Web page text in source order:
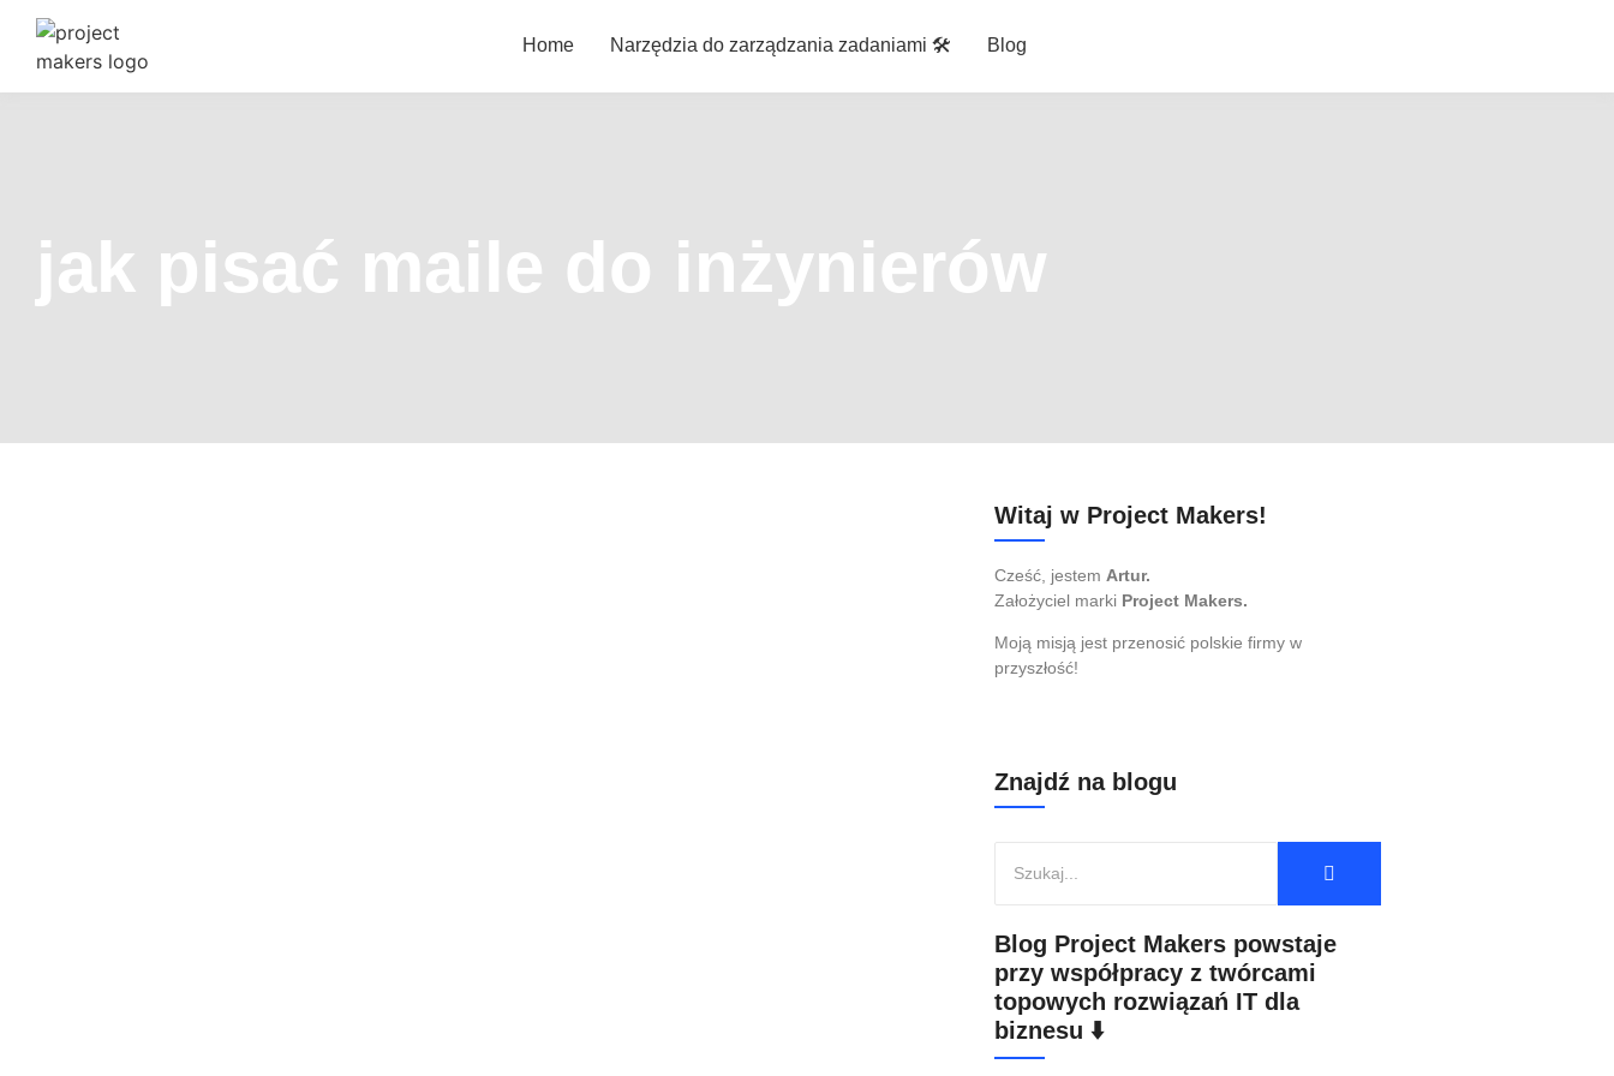
Home Narzędzia do zarządzania zadaniami 🛠️ Blog
jak pisać maile do inżynierów
Witaj w Project Makers!
Cześć, jestem Artur.
Założyciel marki Project Makers.
Moją misją jest przenosić polskie firmy w
przyszłość!
Znajdź na blogu
Blog Project Makers powstaje
przy współpracy z twórcami
topowych rozwiązań IT dla
biznesu ⬇️